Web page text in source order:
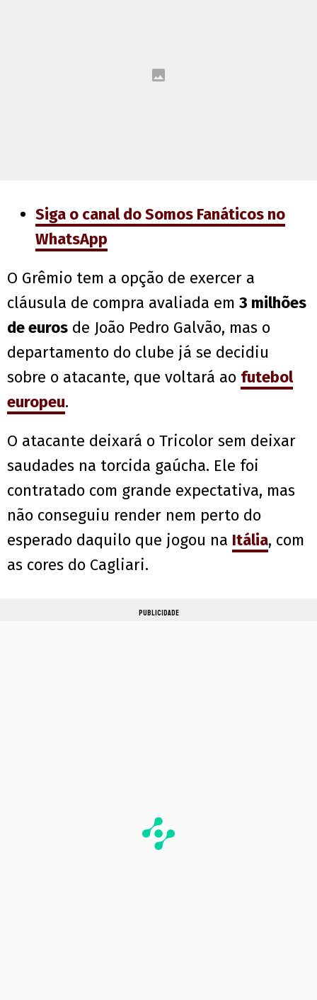
Siga o canal do Somos Fanáticos no
WhatsApp
O Grêmio tem a opção de exercer a
cláusula de compra avaliada em 3 milhões
de euros de João Pedro Galvão, mas o
departamento do clube já se decidiu
sobre o atacante, que voltará ao futebol
europeu.
O atacante deixará o Tricolor sem deixar
saudades na torcida gaúcha. Ele foi
contratado com grande expectativa, mas
não conseguiu render nem perto do
esperado daquilo que jogou na Itália, com
as cores do Cagliari.
PUBLICIDADE